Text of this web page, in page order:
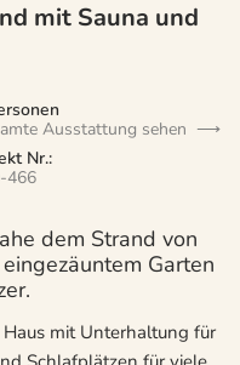
mit Sauna und
Ausstattung sehen
Nr.:
466
dem Strand von
Garten
Haus mit Unterhaltung für